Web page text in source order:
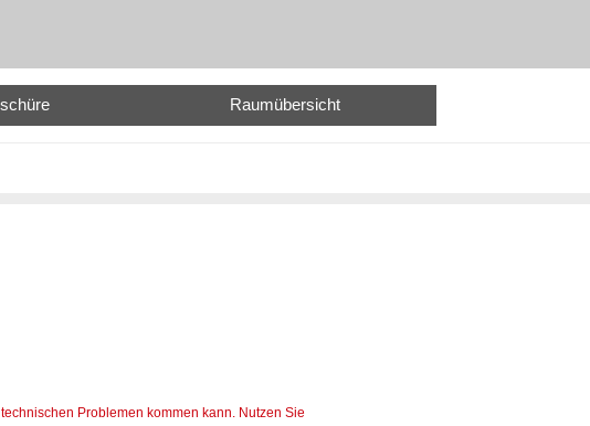
Raumübersicht
Problemen kommen kann. Nutzen Sie